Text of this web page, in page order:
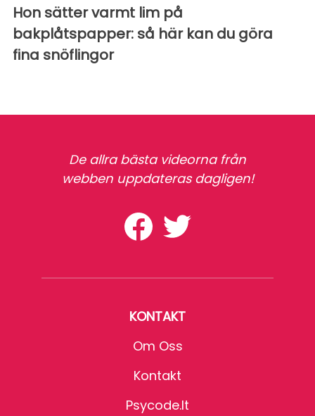
Hon sätter varmt lim på
bakplåtspapper: så här kan du göra
fina snöflingor
De allra bästa videorna från
webben uppdateras dagligen!
KONTAKT
Om Oss
Kontakt
Psycode.it